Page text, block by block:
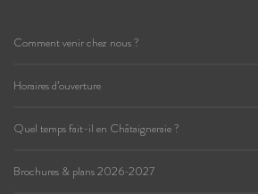
Comment venir chez nous ?
Horaires d’ouverture
Quel temps fait-il en Châtaigneraie ?
Brochures & plans 2026-2027